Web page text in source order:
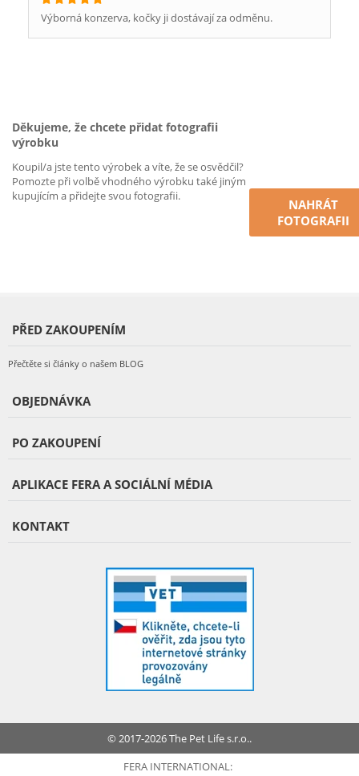
Výborná konzerva, kočky ji dostávají za odměnu.
Děkujeme, že chcete přidat fotografii
výrobku
Koupil/a jste tento výrobek a víte, že se osvědčil?
Pomozte při volbě vhodného výrobku také jiným
kupujícím a přidejte svou fotografii.
NAHRÁT
FOTOGRAFII
PŘED ZAKOUPENÍM
Přečtěte si články o našem BLOG
OBJEDNÁVKA
PO ZAKOUPENÍ
APLIKACE FERA A SOCIÁLNÍ MÉDIA
KONTAKT
© 2017-2026 The Pet Life s.r.o..
FERA INTERNATIONAL: